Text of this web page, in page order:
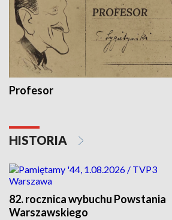
Profesor
HISTORIA
82. rocznica wybuchu Powstania
Warszawskiego